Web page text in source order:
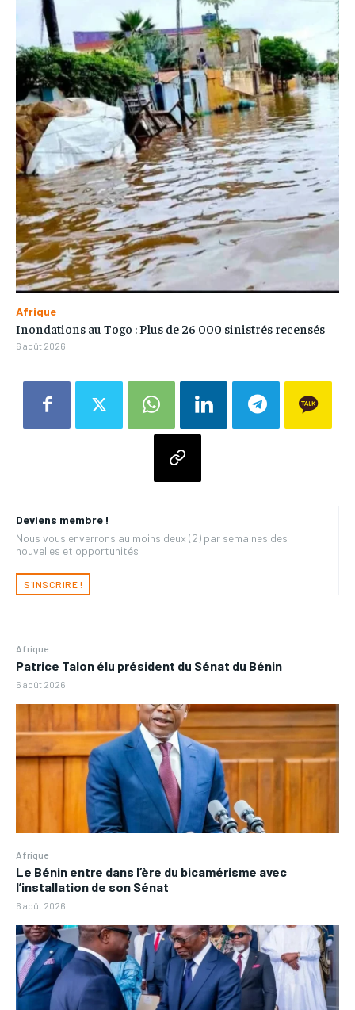
Deviens membre !
Nous vous enverrons au moins deux (2) par semaines des
nouvelles et opportunités
S'INSCRIRE !
Afrique
Patrice Talon élu président du Sénat du Bénin
6 août 2026
Afrique
Le Bénin entre dans l’ère du bicamérisme avec
l’installation de son Sénat
6 août 2026
Afrique
Inondations au Togo : Plus de 26 000 sinistrés recensés
6 août 2026